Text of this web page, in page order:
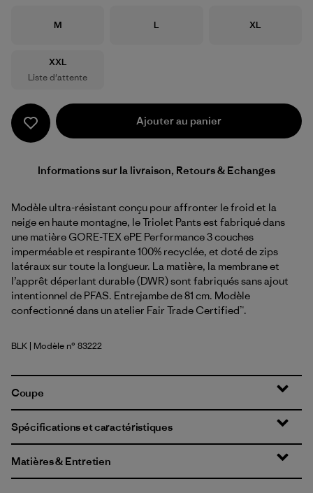
Taille
M Taille
L Taille
XL
Taille
XXL
Liste d'attente
Ajouter au panier
Informations sur la livraison, Retours & Echanges
Modèle ultra-résistant conçu pour affronter le froid et la
neige en haute montagne, le Triolet Pants est fabriqué dans
une matière GORE-TEX ePE Performance 3 couches
imperméable et respirante 100% recyclée, et doté de zips
latéraux sur toute la longueur. La matière, la membrane et
l’apprêt déperlant durable (DWR) sont fabriqués sans ajout
intentionnel de PFAS. Entrejambe de 81 cm. Modèle
confectionné dans un atelier Fair Trade Certified™.
Black
BLK | Modèle n° 83222
Coupe
Spécifications et caractéristiques
Matières & Entretien